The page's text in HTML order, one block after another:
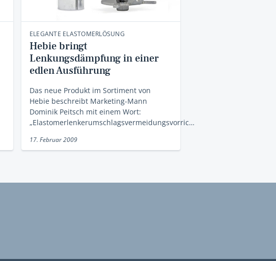
ELEGANTE ELASTOMERLÖSUNG
Hebie bringt
Lenkungsdämpfung in einer
edlen Ausführung
Das neue Produkt im Sortiment von
Hebie beschreibt Marketing-Mann
Dominik Peitsch mit einem Wort:
„Elastomerlenkerumschlagsvermeidungsvorric…
17. Februar 2009